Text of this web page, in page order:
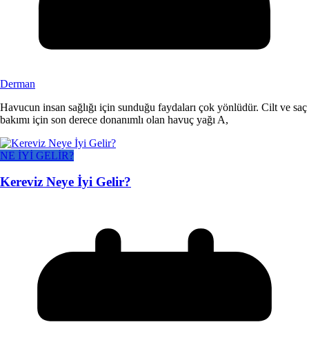
Derman
Havucun insan sağlığı için sunduğu faydaları çok yönlüdür. Cilt ve saç
bakımı için son derece donanımlı olan havuç yağı A,
NE İYİ GELİR?
Kereviz Neye İyi Gelir?